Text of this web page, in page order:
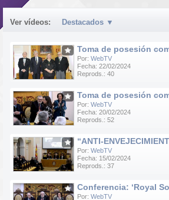
Ver vídeos: Destacados ▼
Toma de posesión
Por: WebTV
Fecha: 22/02/2024
Reprods.: 40
Toma de posesión
Por: WebTV
Fecha: 20/02/2024
Reprods.: 52
“ANTI-
Por: WebTV
Fecha: 15/02/2024
Reprods.: 37
Conferencia: ‘Royal
Por: WebTV